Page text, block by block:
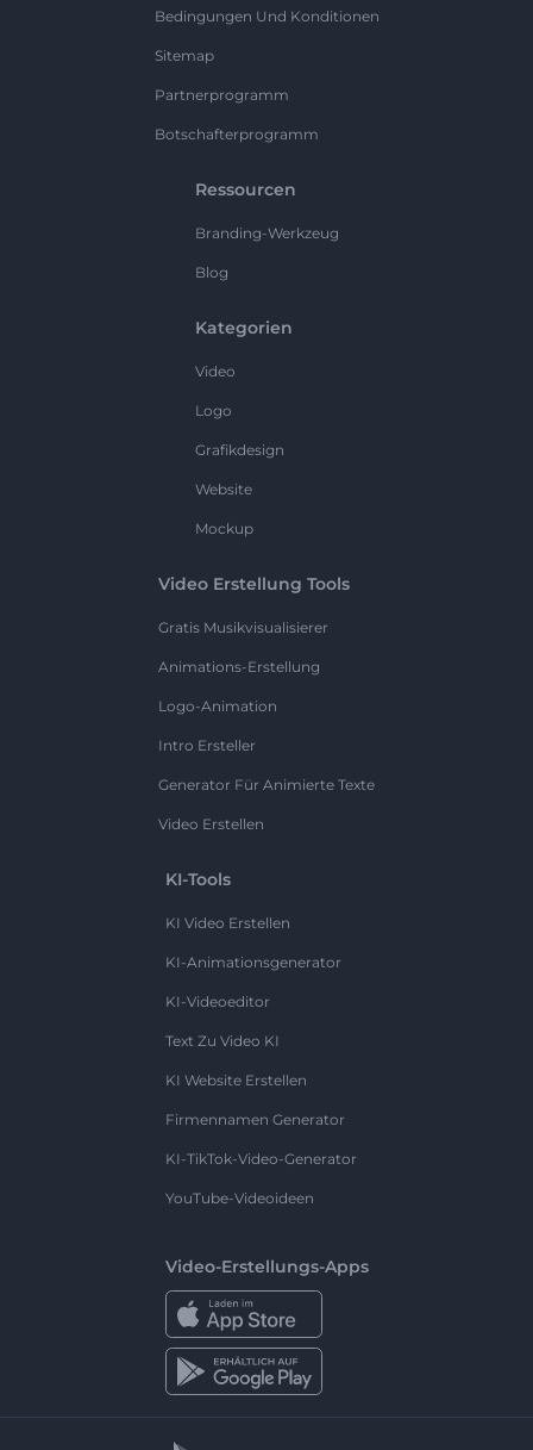
Bedingungen Und Konditionen
Sitemap
Partnerprogramm
Botschafterprogramm
Ressourcen
Branding-Werkzeug
Blog
Kategorien
Video
Logo
Grafikdesign
Website
Mockup
Video Erstellung Tools
Gratis Musikvisualisierer
Animations-Erstellung
Logo-Animation
Intro Ersteller
Generator Für Animierte Texte
Video Erstellen
KI-Tools
KI Video Erstellen
KI-Animationsgenerator
KI-Videoeditor
Text Zu Video KI
KI Website Erstellen
Firmennamen Generator
KI-TikTok-Video-Generator
YouTube-Videoideen
Video-Erstellungs-Apps